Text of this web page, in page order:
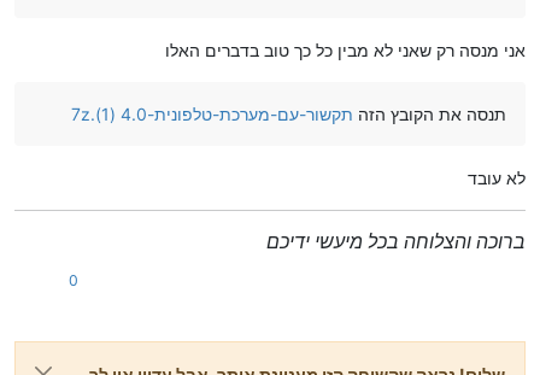
אני מנסה רק שאני לא מבין כל כך טוב בדברים האלו
תנסה את הקובץ הזה תקשור-עם-מערכת-טלפונית-4.0 (1).7z
לא עובד
ברוכה והצלוחה בכל מיעשי ידיכם
0